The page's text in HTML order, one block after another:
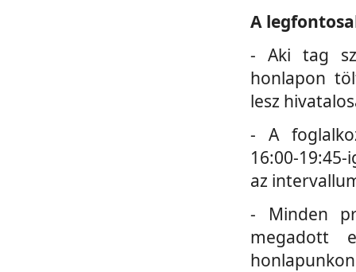
A
- Aki tag
honlapon
lesz
- A
16:00-
az
- Minden
megadott